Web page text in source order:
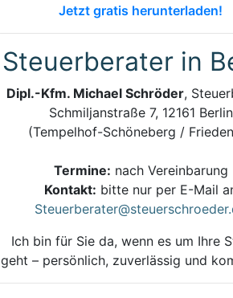
Jetzt gratis herunterladen!
Steuerberater in
Dipl.-Kfm. Michael Schröder,
Schmiljanstraße 7, 12161 Berlin
(Tempelhof-Schöneberg /
Termine: nach Vereinbarung
Kontakt: bitte nur per E-Mail
Ich bin für Sie da, wenn es um Ihre
geht – persönlich, zuverlässig und